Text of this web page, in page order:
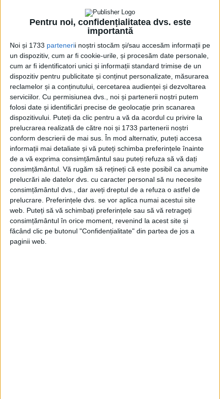
Pentru noi, confidențialitatea dvs. este
importantă
Noi și 1733 partenerii noștri stocăm și/sau accesăm informații pe
un dispozitiv, cum ar fi cookie-urile, și procesăm date personale,
cum ar fi identificatori unici și informații standard trimise de un
dispozitiv pentru publicitate și conținut personalizate, măsurarea
reclamelor și a conținutului, cercetarea audienței și dezvoltarea
serviciilor. Cu permisiunea dvs., noi și partenerii noștri putem
folosi date și identificări precise de geolocație prin scanarea
dispozitivului. Puteți da clic pentru a vă da acordul cu privire la
prelucrarea realizată de către noi și 1733 partenerii noștri
conform descrierii de mai sus. În mod alternativ, puteți accesa
informații mai detaliate și vă puteți schimba preferințele înainte
de a vă exprima consimțământul sau puteți refuza să vă dați
consimțământul. Vă rugăm să rețineți că este posibil ca anumite
prelucrări ale datelor dvs. cu caracter personal să nu necesite
consimțământul dvs., dar aveți dreptul de a refuza o astfel de
prelucrare. Preferințele dvs. se vor aplica numai acestui site
web. Puteți să vă schimbați preferințele sau să vă retrageți
consimțământul în orice moment, revenind la acest site și
făcând clic pe butonul "Confidențialitate" din partea de jos a
paginii web.
0
30 January 2020
What's the frontend !?
28 January 2020
0
What is a backend !?
28 January 2020
What is a framework !?
What is an API (Application Programming
Interface) !?
24 January 2020